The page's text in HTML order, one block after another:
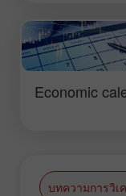
castles of
Economic
บทความการวิเ